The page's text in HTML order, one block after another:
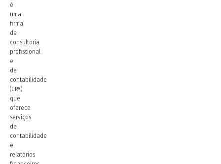
é
uma
firma
de
consultoria
profissional
e
de
contabilidade
(CPA)
que
oferece
serviços
de
contabilidade
e
relatórios